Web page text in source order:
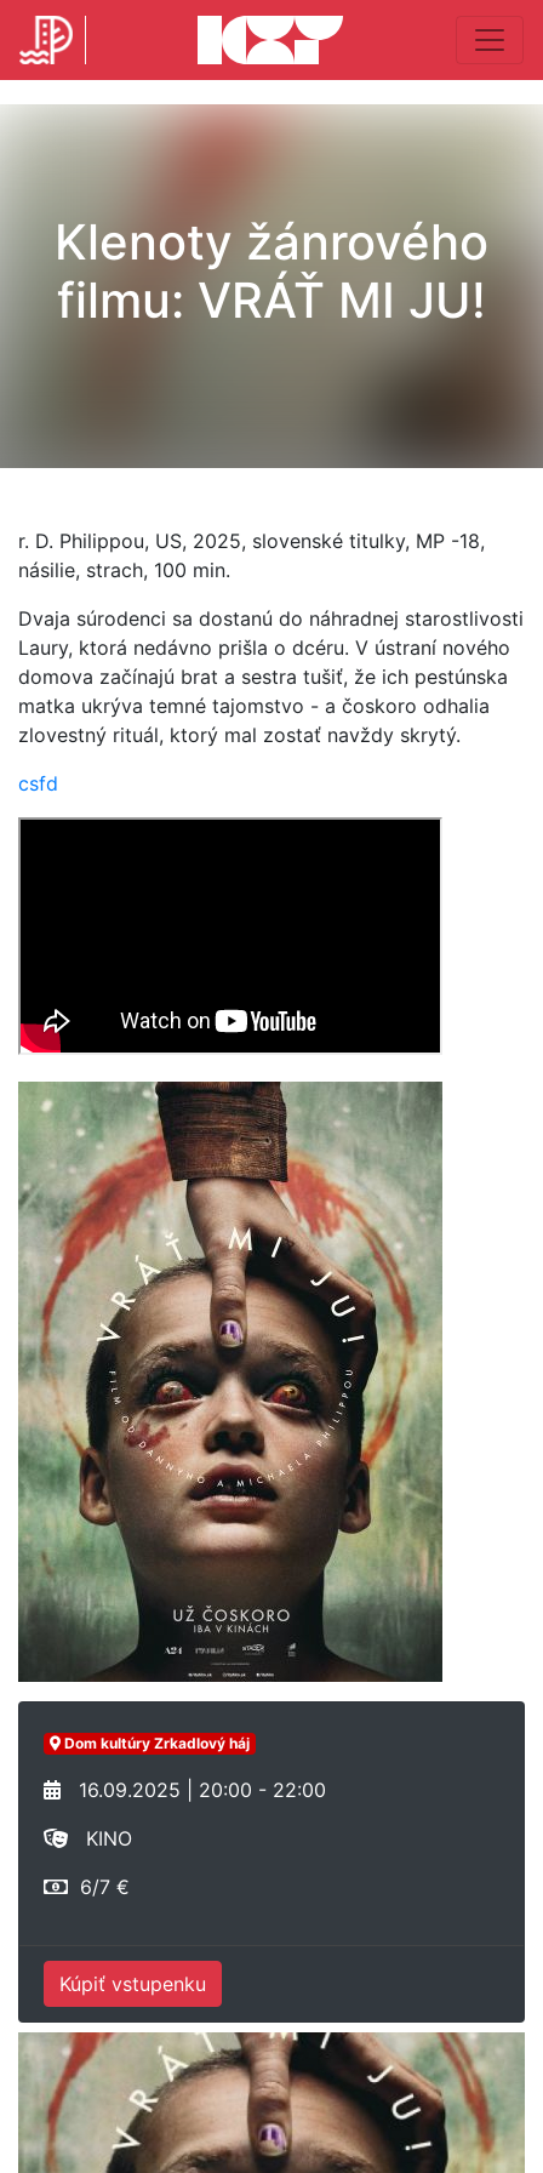
Klenoty žánrového
filmu: VRÁŤ MI JU!
r. D. Philippou, US, 2025, slovenské titulky, MP -18,
násilie, strach, 100 min.
Dvaja súrodenci sa dostanú do náhradnej starostlivosti
Laury, ktorá nedávno prišla o dcéru. V ústraní nového
domova začínajú brat a sestra tušiť, že ich pestúnska
matka ukrýva temné tajomstvo - a čoskoro odhalia
zlovestný rituál, ktorý mal zostať navždy skrytý.
csfd
Dom kultúry Zrkadlový háj
16.09.2025 | 20:00 - 22:00
KINO
6/7 €
Kúpiť vstupenku